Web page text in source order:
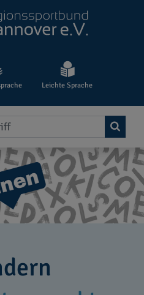
Leichte Sprache